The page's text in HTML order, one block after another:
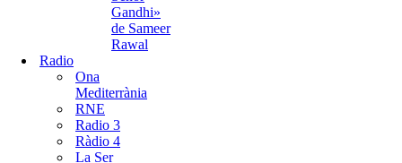
Gandhi»
de Sameer
Rawal
Radio
Ona
Mediterrània
RNE
Radio 3
Ràdio 4
La Ser